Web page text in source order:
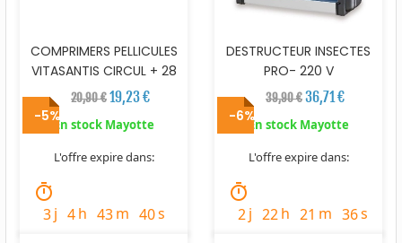
COMPRIMERS PELLICULES
VITASANTIS CIRCUL + 28
20,90 €19,23 €
En stock Mayotte
L'offre expire dans:
timer
3j 4h 43m 38s
DESTRUCTEUR INSECTES
PRO- 220 V
39,90 €36,71 €
En stock Mayotte
L'offre expire dans:
timer
2j 22h 21 m 34s
-5% -6%